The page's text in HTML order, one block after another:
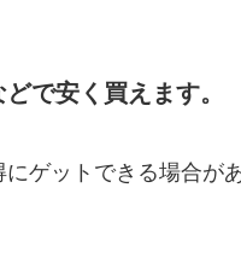
で安く買えます。
ゲットできる場合が